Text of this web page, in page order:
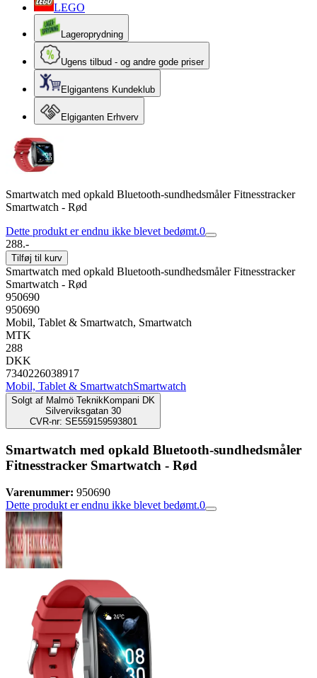
LEGO
Lageroprydning
Ugens tilbud - og andre gode priser
Elgigantens Kundeklub
Elgiganten Erhverv
Smartwatch med opkald Bluetooth-sundhedsmåler Fitnesstracker
Smartwatch - Rød
Dette produkt er endnu ikke blevet bedømt.0
288.-
Tilføj til kurv
Smartwatch med opkald Bluetooth-sundhedsmåler Fitnesstracker
Smartwatch - Rød
950690
950690
Mobil, Tablet & Smartwatch, Smartwatch
MTK
288
DKK
7340226038917
Mobil, Tablet & SmartwatchSmartwatch
Solgt af Malmö TeknikKompani DK
Silverviksgatan 30
CVR-nr: SE559159593801
Smartwatch med opkald Bluetooth-sundhedsmåler
Fitnesstracker Smartwatch - Rød
Varenummer: 950690
Dette produkt er endnu ikke blevet bedømt.0